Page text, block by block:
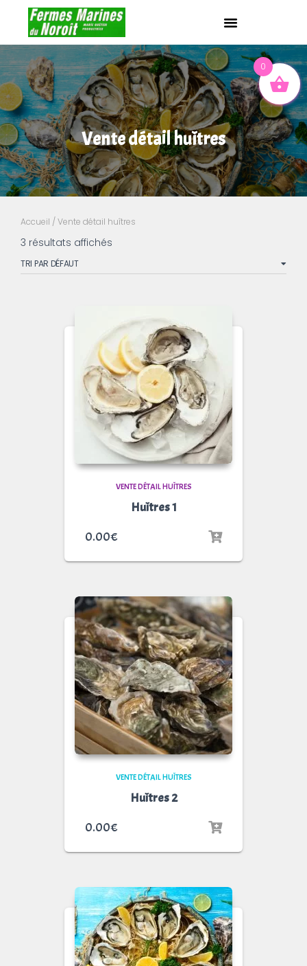
Vente détail huîtres
Accueil / Vente détail huîtres
3 résultats affichés
VENTE DÉTAIL HUÎTRES
Huîtres 1
0.00€
VENTE DÉTAIL HUÎTRES
Huîtres 2
0.00€
0